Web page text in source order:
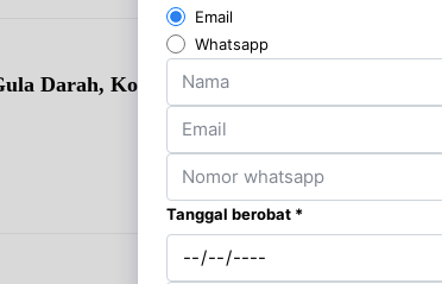
Darah, Kolesterol & Asam Urat)